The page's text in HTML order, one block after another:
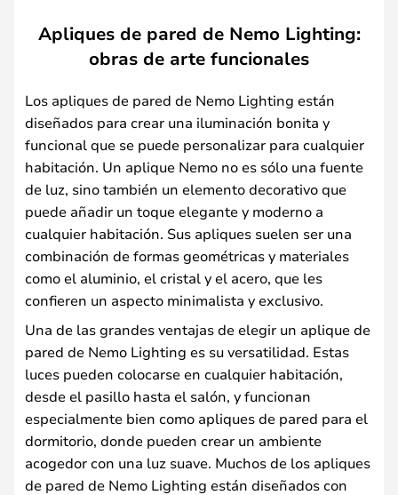
Apliques de pared de Nemo Lighting:
obras de arte funcionales
Los apliques de pared de Nemo Lighting están
diseñados para crear una iluminación bonita y
funcional que se puede personalizar para cualquier
habitación. Un aplique Nemo no es sólo una fuente
de luz, sino también un elemento decorativo que
puede añadir un toque elegante y moderno a
cualquier habitación. Sus apliques suelen ser una
combinación de formas geométricas y materiales
como el aluminio, el cristal y el acero, que les
confieren un aspecto minimalista y exclusivo.
Una de las grandes ventajas de elegir un aplique de
pared de Nemo Lighting es su versatilidad. Estas
luces pueden colocarse en cualquier habitación,
desde el pasillo hasta el salón, y funcionan
especialmente bien como apliques de pared para el
dormitorio, donde pueden crear un ambiente
acogedor con una luz suave. Muchos de los apliques
de pared de Nemo Lighting están diseñados con